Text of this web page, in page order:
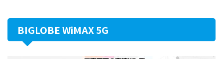
BIGLOBE WiMAX 5G